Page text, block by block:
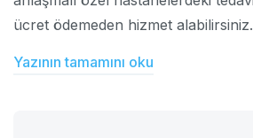
ücret ödemeden hizmet alabilirsiniz.
Yazının tamamını oku